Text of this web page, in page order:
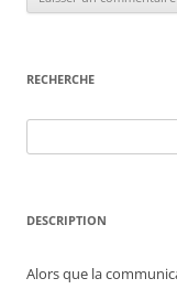
RECHERCHE
DESCRIPTION
Alors que la